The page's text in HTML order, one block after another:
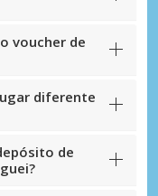
voucher de
diferente
de